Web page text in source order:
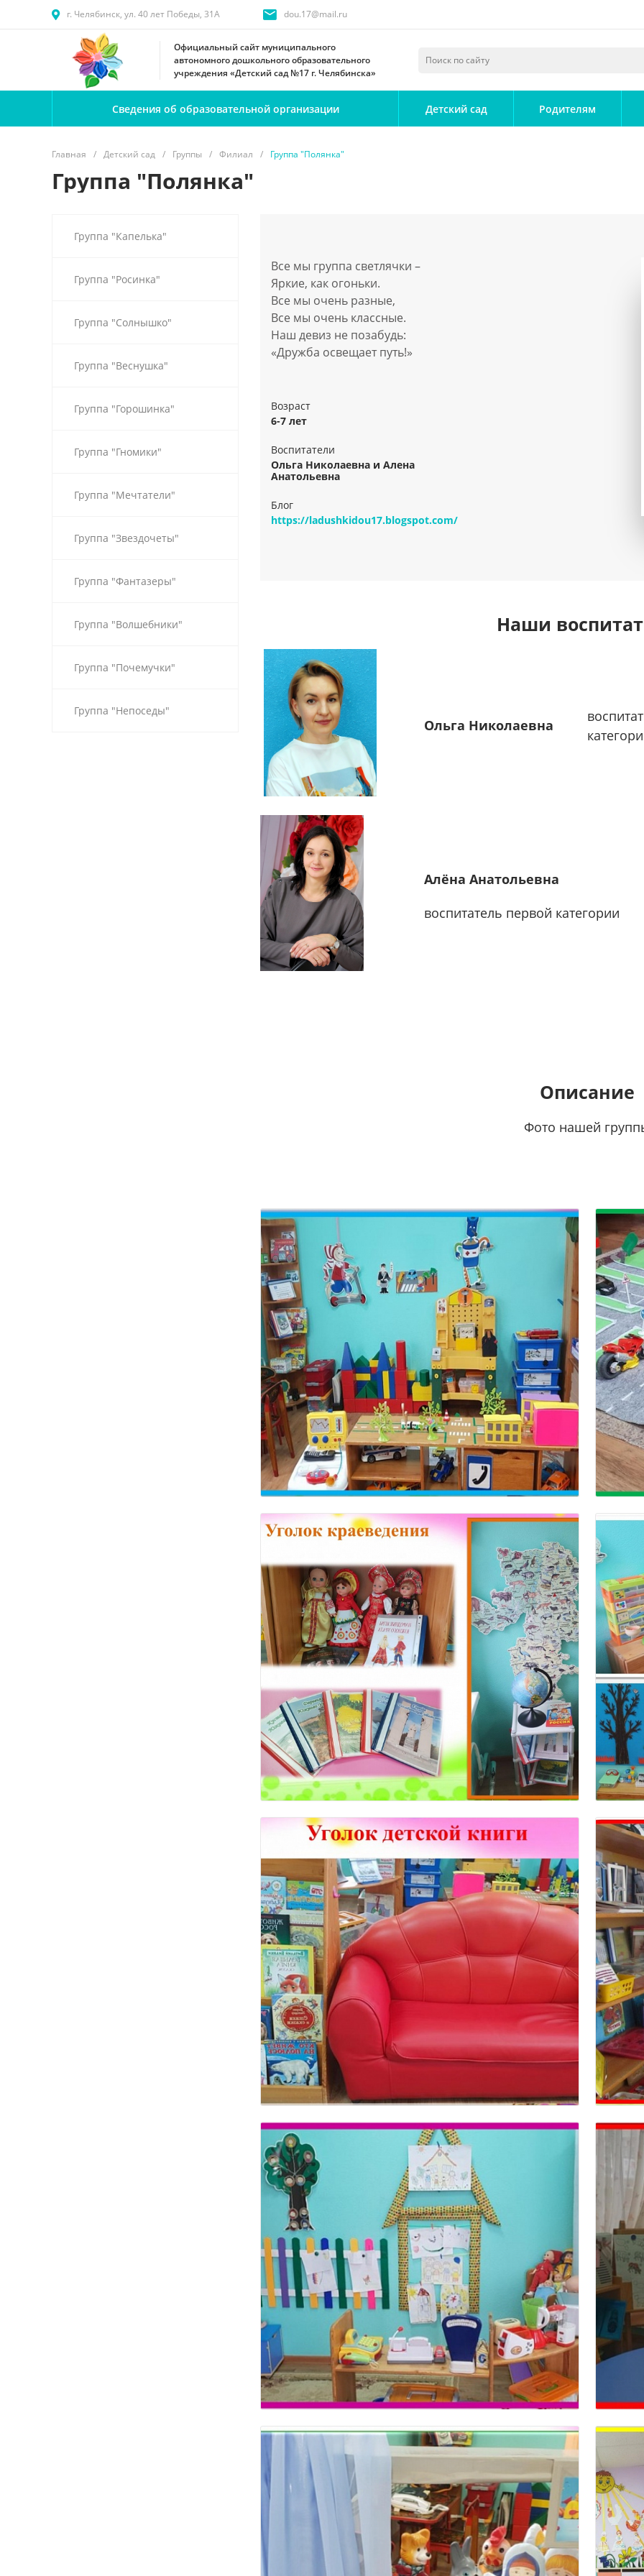
г. Челябинск, ул. 40 лет Победы, 31А dou.17@mail.ru
Официальный сайт муниципального
автономного дошкольного образовательного
учреждения «Детский сад №17 г. Челябинска»
Сведения об образовательной организации Детский сад Родителям
Главная / Детский сад / Группы / Филиал / Группа "Полянка"
Группа "Полянка"
Группа "Капелька"
Группа "Росинка"
Группа "Солнышко"
Группа "Веснушка"
Группа "Горошинка"
Группа "Гномики"
Группа "Мечтатели"
Группа "Звездочеты"
Группа "Фантазеры"
Группа "Волшебники"
Группа "Почемучки"
Группа "Непоседы"
Все мы группа светлячки –
Яркие, как огоньки.
Все мы очень разные,
Все мы очень классные.
Наш девиз не позабудь:
«Дружба освещает путь!»
Возраст
6-7 лет
Воспитатели
Ольга Николаевна и Алена
Анатольевна
Блог
https://ladushkidou17.blogspot.com/
Наши
Ольга Николаевна
в
Алёна Анатольевна
воспитатель первой категории
Описание
Фото нашей